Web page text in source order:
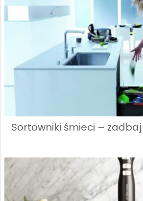
Sortowniki śmieci –